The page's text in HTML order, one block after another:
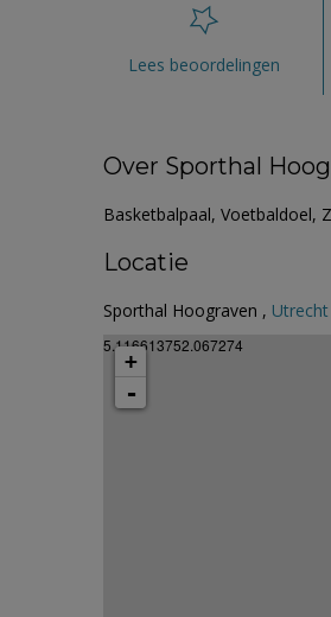
Lees beoordelingen
Over Sporthal
Basketbalpaal, Voetbaldoel,
Locatie
Sporthal Hoograven , Utrecht
5.116613752.067274
+
-